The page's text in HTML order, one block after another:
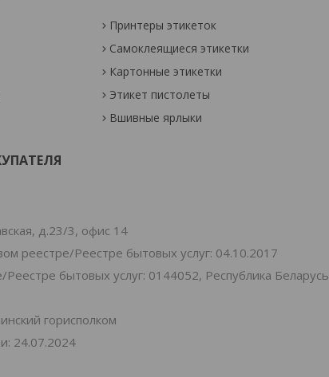
Принтеры этикеток
Самоклеящиеся этикетки
Картонные этикетки
Этикет пистолеты
Вшивные ярлыки
д.23/3, офис 14
реестре/Реестре бытовых услуг: 04.10.2017
бытовых услуг: 0144052, Республика Беларусь
горисполком
24.07.2024